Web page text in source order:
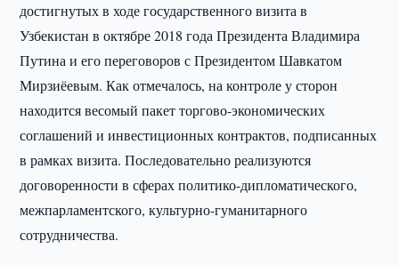
достигнутых в ходе государственного визита в
Узбекистан в октябре 2018 года Президента Владимира
Путина и его переговоров с Президентом Шавкатом
Мирзиёевым. Как отмечалось, на контроле у сторон
находится весомый пакет торгово-экономических
соглашений и инвестиционных контрактов, подписанных
в рамках визита. Последовательно реализуются
договоренности в сферах политико-дипломатического,
межпарламентского, культурно-гуманитарного
сотрудничества.